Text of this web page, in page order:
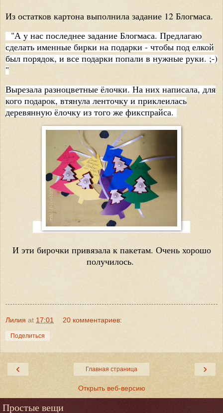
Из остатков картона выполнила задание 12 Блогмаса.
"А у нас последнее задание Блогмаса. Предлагаю
сделать именные бирки на подарки - чтобы под елкой
был порядок, и все подарки попали в нужные руки. ;-)
"
Вырезала разноцветные ёлочки. На них написала, для
кого подарок, втянула ленточку и приклеилась
деревянную ёлочку из того же фикспрайса.
И эти бирочки привязала к пакетам. Очень хорошо
получилось.
Лилия at 17:01 20 комментариев:
Поделиться
‹ ›
Главная страница
Открыть веб-версию
Простые вещи